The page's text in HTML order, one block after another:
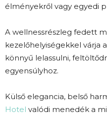
élményekről vagy egyedi
A wellnessrészleg fedett
kezelőhelyiségekkel várja
könnyű lelassulni,
egyensúlyhoz.
Külső elegancia, belső
Hotel valódi menedék a